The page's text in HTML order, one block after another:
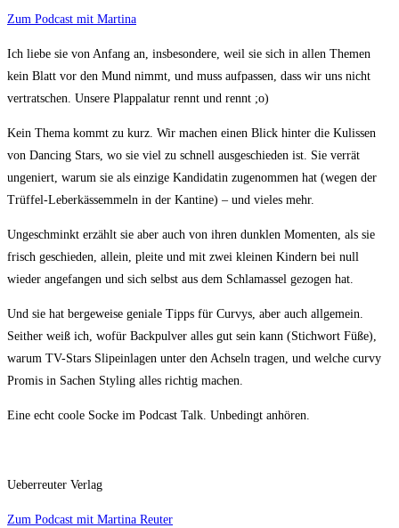
Zum Podcast mit Martina
Ich liebe sie von Anfang an, insbesondere, weil sie sich in allen Themen
kein Blatt vor den Mund nimmt, und muss aufpassen, dass wir uns nicht
vertratschen. Unsere Plappalatur rennt und rennt ;o)
Kein Thema kommt zu kurz. Wir machen einen Blick hinter die Kulissen
von Dancing Stars, wo sie viel zu schnell ausgeschieden ist. Sie verrät
ungeniert, warum sie als einzige Kandidatin zugenommen hat (wegen der
Trüffel-Leberkässemmeln in der Kantine) – und vieles mehr.
Ungeschminkt erzählt sie aber auch von ihren dunklen Momenten, als sie
frisch geschieden, allein, pleite und mit zwei kleinen Kindern bei null
wieder angefangen und sich selbst aus dem Schlamassel gezogen hat.
Und sie hat bergeweise geniale Tipps für Curvys, aber auch allgemein.
Seither weiß ich, wofür Backpulver alles gut sein kann (Stichwort Füße),
warum TV-Stars Slipeinlagen unter den Achseln tragen, und welche curvy
Promis in Sachen Styling alles richtig machen.
Eine echt coole Socke im Podcast Talk. Unbedingt anhören.
Ueberreuter Verlag
Zum Podcast mit Martina Reuter